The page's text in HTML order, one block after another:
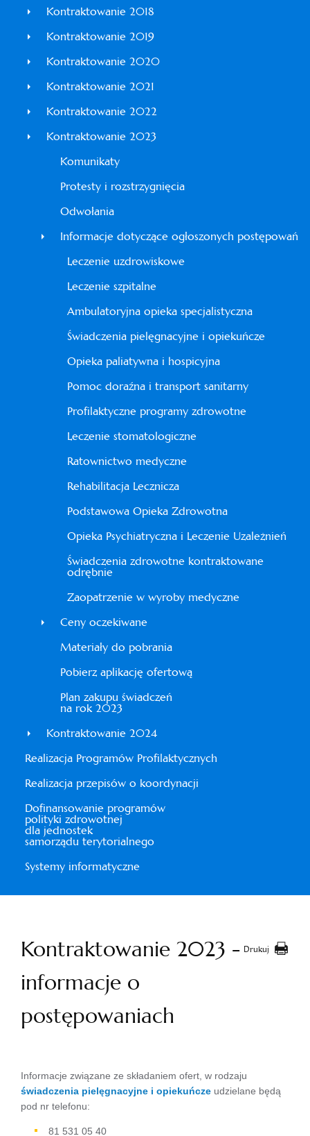
Kontraktowanie 2018
Kontraktowanie 2019
Kontraktowanie 2020
Kontraktowanie 2021
Kontraktowanie 2022
Kontraktowanie 2023
Komunikaty
Protesty i rozstrzygnięcia
Odwołania
Informacje dotyczące ogłoszonych postępowań
Leczenie uzdrowiskowe
Leczenie szpitalne
Ambulatoryjna opieka specjalistyczna
Świadczenia pielęgnacyjne i opiekuńcze
Opieka paliatywna i hospicyjna
Pomoc doraźna i transport sanitarny
Profilaktyczne programy zdrowotne
Leczenie stomatologiczne
Ratownictwo medyczne
Rehabilitacja Lecznicza
Podstawowa Opieka Zdrowotna
Opieka Psychiatryczna i Leczenie Uzależnień
Świadczenia zdrowotne kontraktowane
odrębnie
Zaopatrzenie w wyroby medyczne
Ceny oczekiwane
Materiały do pobrania
Pobierz aplikację ofertową
Plan zakupu świadczeń
na rok 2023
Kontraktowanie 2024
Realizacja Programów Profilaktycznych
Realizacja przepisów o koordynacji
Dofinansowanie programów
polityki zdrowotnej
dla jednostek
samorządu terytorialnego
Systemy informatyczne
Drukuj
Kontraktowanie 2023 -
informacje o
postępowaniach
Informacje związane ze składaniem ofert, w rodzaju
świadczenia pielęgnacyjne i opiekuńcze udzielane będą
pod nr telefonu:
81 531 05 40